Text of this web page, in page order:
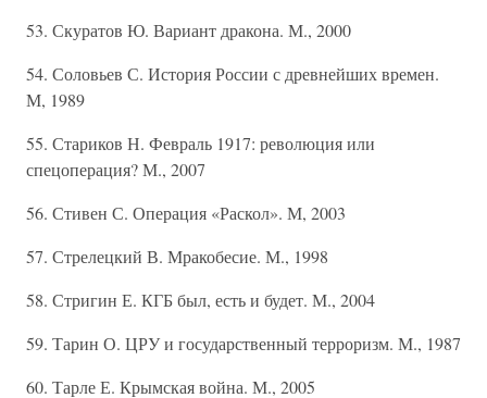
53. Скуратов Ю. Вариант дракона. М., 2000
54. Соловьев С. История России с древнейших времен.
М, 1989
55. Стариков Н. Февраль 1917: революция или
спецоперация? М., 2007
56. Стивен С. Операция «Раскол». М, 2003
57. Стрелецкий В. Мракобесие. М., 1998
58. Стригин Е. КГБ был, есть и будет. М., 2004
59. Тарин О. ЦРУ и государственный терроризм. М., 1987
60. Тарле Е. Крымская война. М., 2005